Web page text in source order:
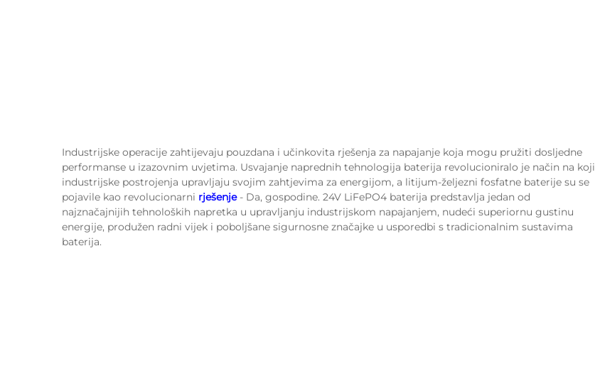
Industrijske operacije zahtijevaju pouzdana i učinkovita rješenja za napajanje koja mogu pružiti dosljedne
performanse u izazovnim uvjetima. Usvajanje naprednih tehnologija baterija revolucioniralo je način na koji
industrijske postrojenja upravljaju svojim zahtjevima za energijom, a litijum-željezni fosfatne baterije su se
pojavile kao revolucionarni rješenje - Da, gospodine. 24V LiFePO4 baterija predstavlja jedan od
najznačajnijih tehnoloških napretka u upravljanju industrijskom napajanjem, nudeći superiornu gustinu
energije, produžen radni vijek i poboljšane sigurnosne značajke u usporedbi s tradicionalnim sustavima
baterija.